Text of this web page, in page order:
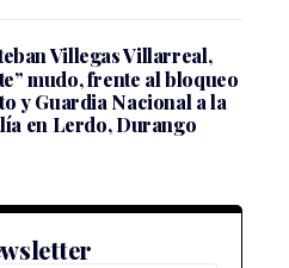
Villegas Villarreal,
mudo, frente al bloqueo
y Guardia Nacional a la
en Lerdo, Durango